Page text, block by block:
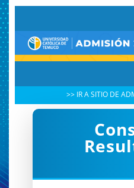
>> IR A SITIO DE